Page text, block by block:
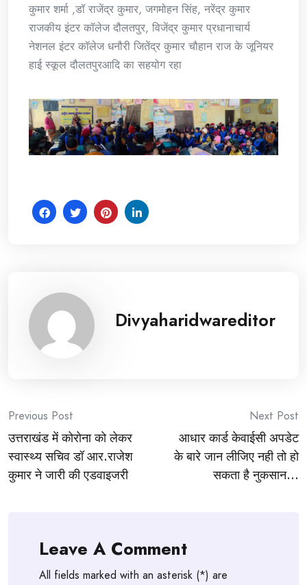
कुमार शर्मा ,डॉ राजेंद्र कुमार, जगमोहन सिंह, नरेंद्र कुमार
राजकीय इंटर कॉलेज दौलतपुर, विजेंद्र कुमार प्रधानाचार्य
नेशनल इंटर कॉलेज धनौरी जितेंद्र कुमार चौहान राज के जूनियर
हाई स्कूल दौलतपुरआदि का सहयोग रहा
Divyaharidwareditor
Post
navigation
Previous Post
उत्तराखंड में कोरोना को लेकर
स्वास्थ्य सचिव डॉ आर.राजेश
कुमार ने जारी की एडवाइजरी
Next Post
आधार कार्ड केवाईसी अपडेट
के बारे जान लीजिए नही तो हो
सकता है नुकसान…
Leave A Comment
All fields marked with an asterisk (*) are